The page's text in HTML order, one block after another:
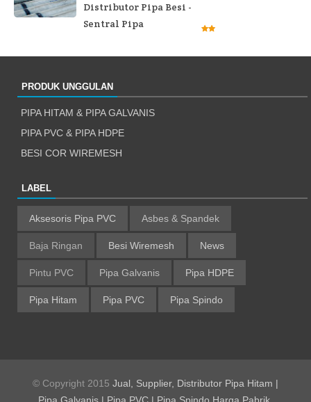
Distributor Pipa Besi -
Sentral Pipa
PRODUK UNGGULAN
PIPA HITAM & PIPA GALVANIS
PIPA PVC & PIPA HDPE
BESI COR WIREMESH
LABEL
Aksesoris Pipa PVC Asbes & Spandek
Baja Ringan Besi Wiremesh News
Pintu PVC Pipa Galvanis Pipa HDPE
Pipa Hitam Pipa PVC Pipa Spindo
© Copyright 2015 Jual, Supplier, Distributor Pipa Hitam |